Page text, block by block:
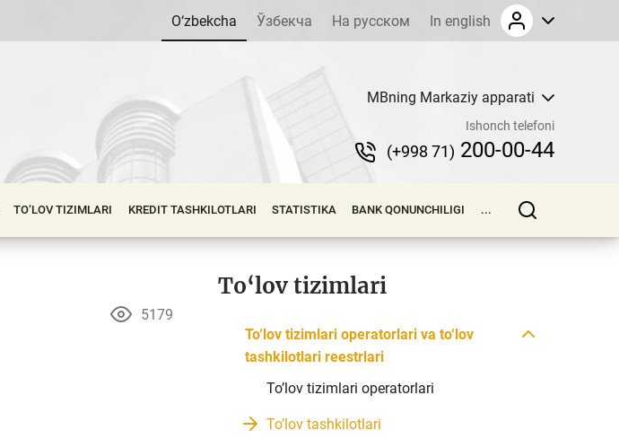
O‘zbekcha Ўзбекча На русском In english
MBning Markaziy apparati
Ishonch telefoni
(+998 71) 200-00-44
TO‘LOV TIZIMLARI KREDIT TASHKILOTLARI STATISTIKA BANK QONUNCHILIGI ...
5179
To‘lov tizimlari
To‘lov tizimlari operatorlari va to‘lov
tashkilotlari reestrlari
To’lov tizimlari operatorlari
To’lov tashkilotlari